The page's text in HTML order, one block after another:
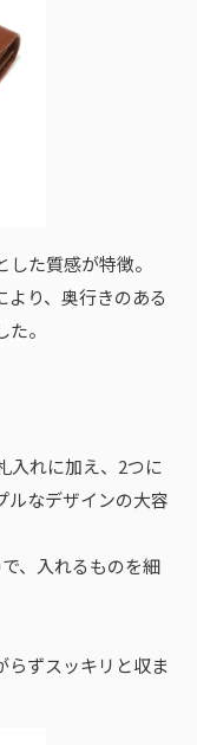
た質感が特徴。
り、奥行きのある
。
入れに加え、2つに
ルなデザインの大容
、入れるものを細
らずスッキリと収ま